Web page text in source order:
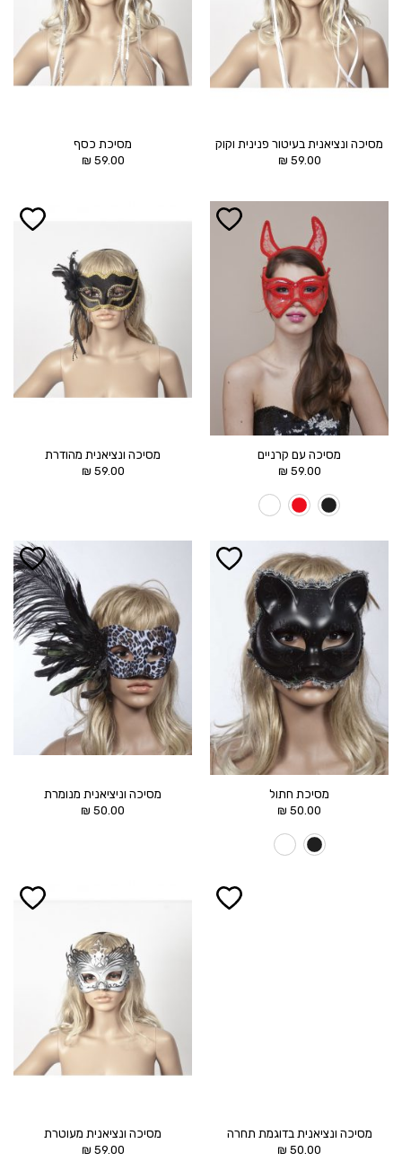
מסיכה ונציאנית בעיטור פנינית וקוק
59.00
₪
מסיכת כסף
59.00
₪
הוסף ל
WISHLIST
מסיכה עם קרניים
59.00
₪
WISHLIST
מסיכה ונציאנית מהודרת
59.00
₪
הוסף ל
WISHLIST
מסיכת חתול
50.00
₪
הוסף ל
WISHLIST
מסיכה וניציאנית מנומרת
50.00
₪
מסיכה ונציאנית בדוגמת תחרה
50.00
₪
מסיכה ונציאנית מעוטרת
59.00
₪